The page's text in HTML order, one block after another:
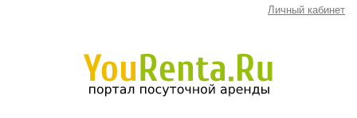
Личный кабинет